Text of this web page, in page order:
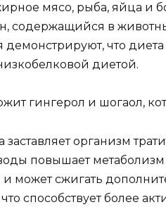
мясо, рыба, яйца и
содержащийся в
демонстрируют, что
диетой.
гингерол и шогаол,
заставляет организм
повышает метаболизм
может сжигать
способствует более